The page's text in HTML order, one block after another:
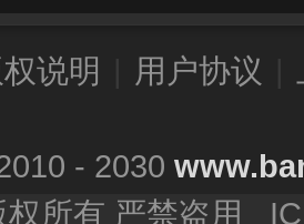
说明 用户协议
- 2030
权所有 严禁盗用